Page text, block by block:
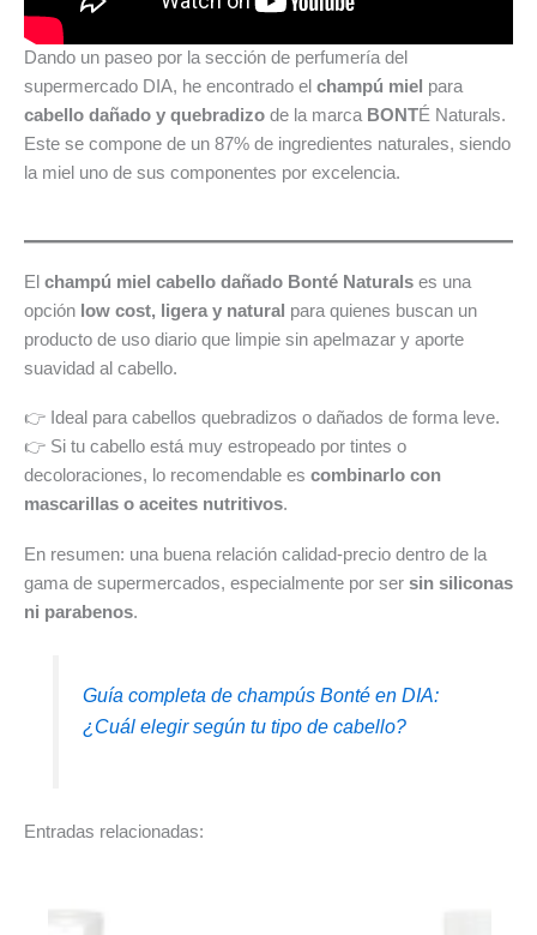
Dando un paseo por la sección de perfumería del
supermercado DIA, he encontrado el champú miel para
cabello dañado y quebradizo de la marca BONTÉ Naturals.
Este se compone de un 87% de ingredientes naturales, siendo
la miel uno de sus componentes por excelencia.
El champú miel cabello dañado Bonté Naturals es una
opción low cost, ligera y natural para quienes buscan un
producto de uso diario que limpie sin apelmazar y aporte
suavidad al cabello.
👉 Ideal para cabellos quebradizos o dañados de forma leve.
👉 Si tu cabello está muy estropeado por tintes o
decoloraciones, lo recomendable es combinarlo con
mascarillas o aceites nutritivos.
En resumen: una buena relación calidad-precio dentro de la
gama de supermercados, especialmente por ser sin siliconas
ni parabenos.
Guía completa de champús Bonté en DIA:
¿Cuál elegir según tu tipo de cabello?
Entradas relacionadas: